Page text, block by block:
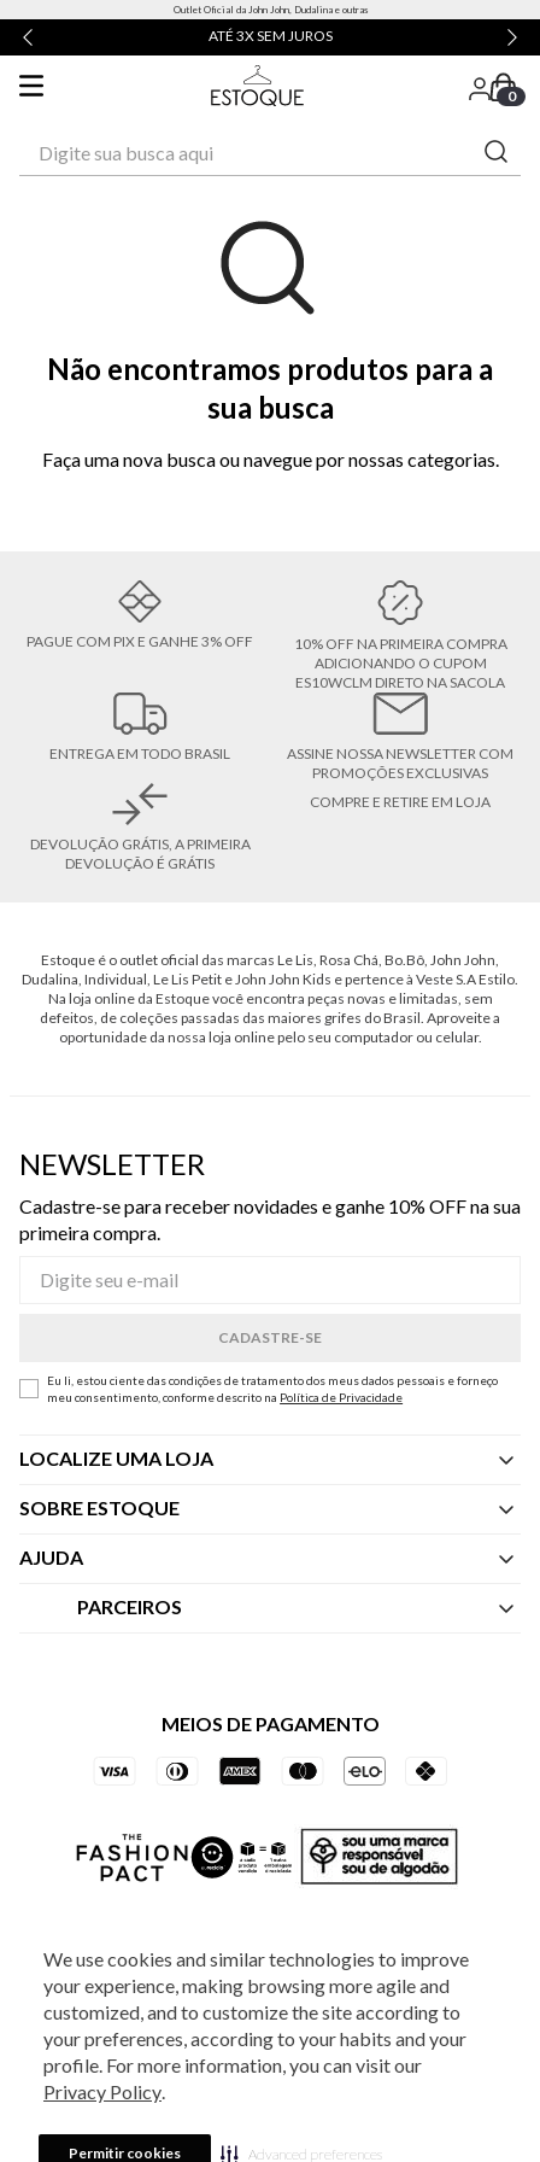
We use cookies and similar technologies to improve
your experience, making browsing more agile and
customized, and to customize the site according to
your preferences, according to your habits and your
profile. For more information, you can visit our
Privacy Policy.
Permitir cookies Advanced preferences
Outlet Oficial da John John, Dudalina e outras
ATÉ 3X SEM JUROS
0
Não encontramos produtos para a
sua busca
Faça uma nova busca ou navegue por nossas categorias.
PAGUE COM PIX E GANHE 3% OFF
10% OFF NA PRIMEIRA COMPRA
ADICIONANDO O CUPOM
ES10WCLM DIRETO NA SACOLA
ENTREGA EM TODO BRASIL
ASSINE NOSSA NEWSLETTER COM
PROMOÇÕES EXCLUSIVAS
DEVOLUÇÃO GRÁTIS, A PRIMEIRA
DEVOLUÇÃO É GRÁTIS
COMPRE E RETIRE EM LOJA
Estoque é o outlet oficial das marcas Le Lis, Rosa Chá, Bo.Bô, John John,
Dudalina, Individual, Le Lis Petit e John John Kids e pertence à Veste S.A Estilo.
Na loja online da Estoque você encontra peças novas e limitadas, sem
defeitos, de coleções passadas das maiores grifes do Brasil. Aproveite a
oportunidade da nossa loja online pelo seu computador ou celular.
NEWSLETTER
Cadastre-se para receber novidades e ganhe 10% OFF na sua
primeira compra.
Eu li, estou ciente das condições de tratamento dos meus dados pessoais e forneço
meu consentimento, conforme descrito na Política de Privacidade
LOCALIZE UMA LOJA
SOBRE ESTOQUE
Quem Somos
AJUDA
Central de Atendimento
Trocas e Devoluções
PARCEIROS
Vai de Visa
Azul Fidelidade
MEIOS DE PAGAMENTO
2025 - Veste S.A Estilo. Todos os direitos reservados - A loja Estoque reserva-
se no direito de corrigir ou alterar informações como: preços, promoções e
880 5520.Horário de Atendimento:
Sábados das 8h às 14h, exceto feriados. Veste S.A Estilo. Rua Othão, 405, Vila